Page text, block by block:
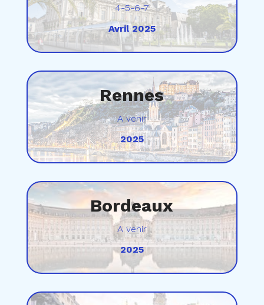
4-5-6-7
Avril 2025
Rennes
A venir
2025
Bordeaux
A venir
2025